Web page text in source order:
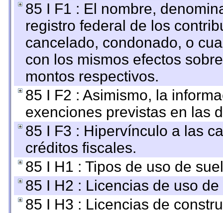
85 I F1 : El nombre,
registro federal de los
cancelado, condonado, o
con los mismos efectos
montos respectivos.
85 I F2 : Asimismo, la
exenciones previstas en las
85 I F3 : Hipervínculo a las
créditos fiscales.
85 I H1 : Tipos de uso de
85 I H2 : Licencias de uso
85 I H3 : Licencias de